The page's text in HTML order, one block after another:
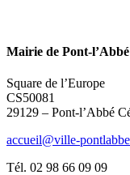
Mairie de Pont-l’Abbé
Square de l’Europe
CS50081
29129 – Pont-l’Abbé
accueil@ville-
Tél. 02 98 66 09 09